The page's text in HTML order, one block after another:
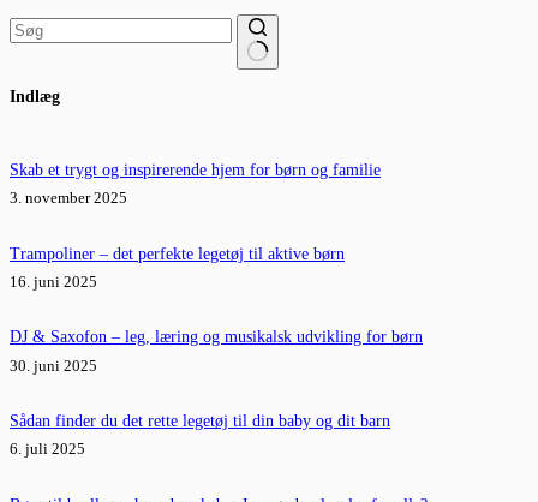
resultater
Indlæg
Skab et trygt og inspirerende hjem for børn og familie
3. november 2025
Trampoliner – det perfekte legetøj til aktive børn
16. juni 2025
DJ & Saxofon – leg, læring og musikalsk udvikling for børn
30. juni 2025
Sådan finder du det rette legetøj til din baby og dit barn
6. juli 2025